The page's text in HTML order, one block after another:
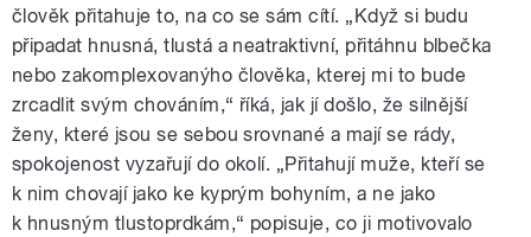
člověk přitahuje to, na co se sám cítí. „Když si budu
připadat hnusná, tlustá a neatraktivní, přitáhnu blbečka
nebo zakomplexovanýho člověka, kterej mi to bude
zrcadlit svým chováním,“ říká, jak jí došlo, že silnější
ženy, které jsou se sebou srovnané a mají se rády,
spokojenost vyzařují do okolí. „Přitahují muže, kteří se
k nim chovají jako ke kyprým bohyním, a ne jako
k hnusným tlustoprdkám,“ popisuje, co ji motivovalo